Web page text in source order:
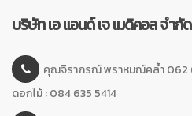
บริษัท เอ แอนด์ เจ เมดิคอล จำกั
คุณจิราภรณ์ พราหมณ์คล้ำ 062
ดอกไม้ : 084 635 5414